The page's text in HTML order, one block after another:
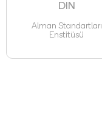
DIN
Alman Standartları
Enstitüsü